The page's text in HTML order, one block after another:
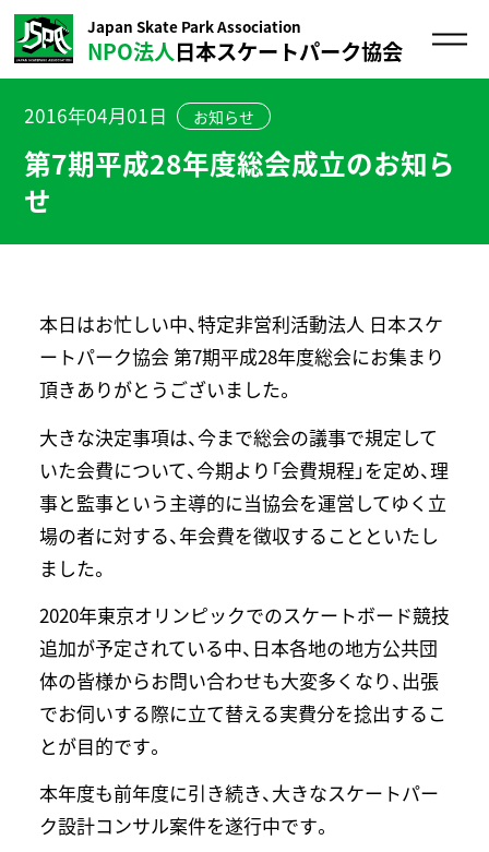
Japan Skate Park Association
NPO法人日本スケートパーク協会
2016年04月01日 お知らせ
第7期平成28年度総会成立のお知ら
せ
本日はお忙しい中、特定非営利活動法人 日本スケ
ートパーク協会 第7期平成28年度総会にお集まり
頂きありがとうございました。
大きな決定事項は、今まで総会の議事で規定して
いた会費について、今期より「会費規程」を定め、理
事と監事という主導的に当協会を運営してゆく立
場の者に対する、年会費を徴収することといたし
ました。
2020年東京オリンピックでのスケートボード競技
追加が予定されている中、日本各地の地方公共団
体の皆様からお問い合わせも大変多くなり、出張
でお伺いする際に立て替える実費分を捻出するこ
とが目的です。
本年度も前年度に引き続き、大きなスケートパー
ク設計コンサル案件を遂行中です。